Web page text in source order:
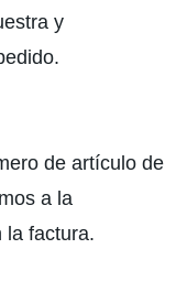
y
de artículo de
a la
la factura.